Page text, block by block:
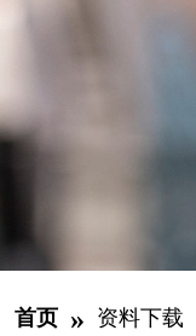
首页 » 资料下载